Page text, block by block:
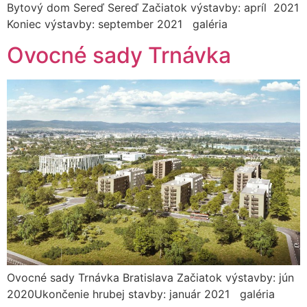
Bytový dom Sereď Sereď Začiatok výstavby: apríl 2021
Koniec výstavby: september 2021 galéria
Ovocné sady Trnávka
Ovocné sady Trnávka Bratislava Začiatok výstavby: jún
2020Ukončenie hrubej stavby: január 2021 galéria